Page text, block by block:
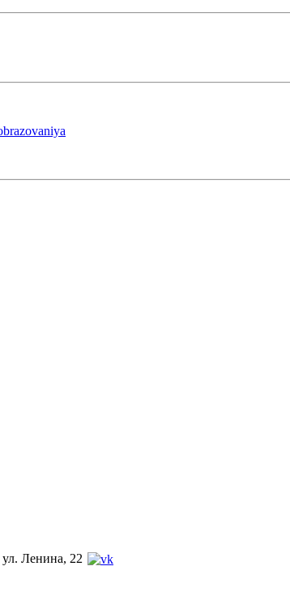
ул. Ленина, 22